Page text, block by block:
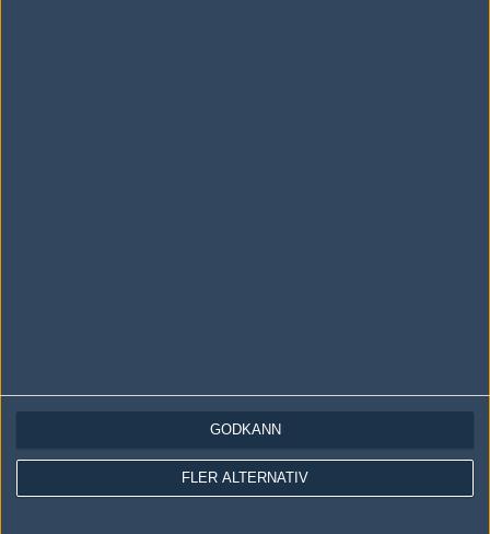
FLER ALTERNATIV
GODKÄNN
Kontakta